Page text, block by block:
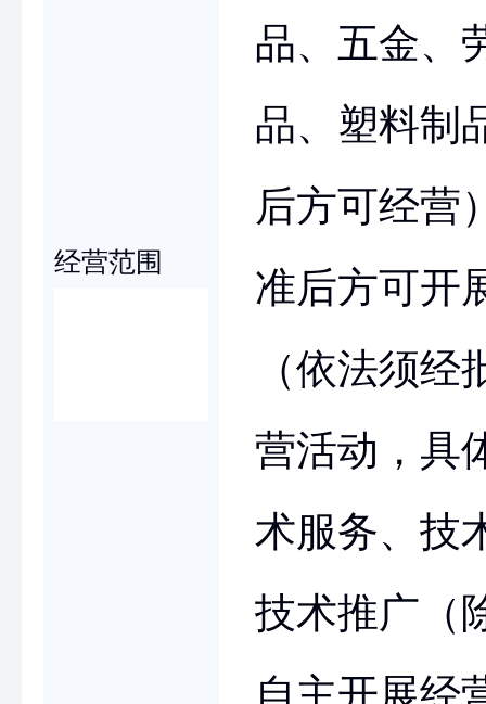
经营范围
品、五金、
品、塑料制
后方可经营
准后方可开
（依法须
营活动，具
术服务、技
技术推广（